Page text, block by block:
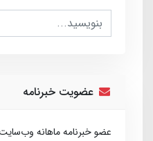
عضویت خبرنامه
عضو خبرنامه ماهانه